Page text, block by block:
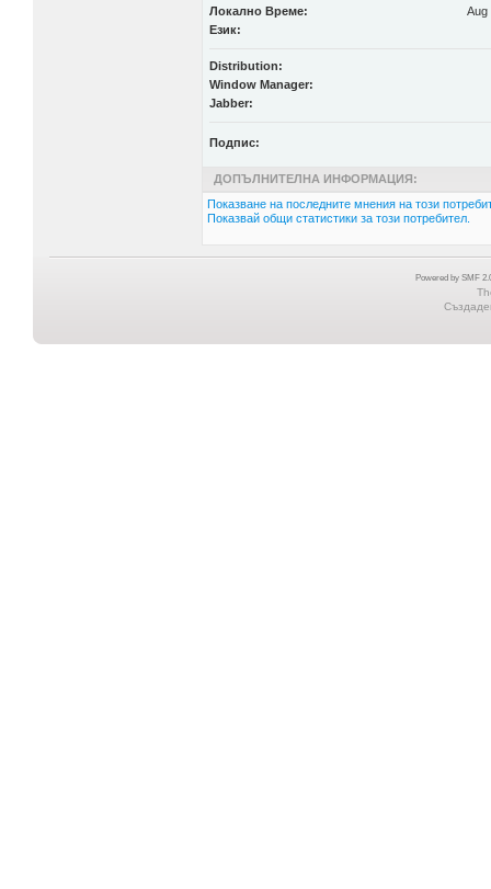
Локално Време:
Aug
Език:
Distribution:
Window Manager:
Jabber:
Подпис:
ДОПЪЛНИТЕЛНА ИНФОРМАЦИЯ:
Показване на последните мнения на този
Показвай общи статистики за този потребител.
Powered by SMF